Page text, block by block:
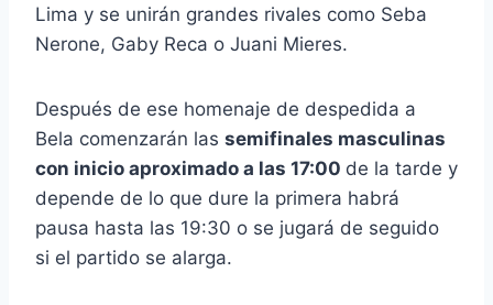
Lima y se unirán grandes rivales como Seba
Nerone, Gaby Reca o Juani Mieres.
Después de ese homenaje de despedida a
Bela comenzarán las semifinales masculinas
con inicio aproximado a las 17:00 de la tarde y
depende de lo que dure la primera habrá
pausa hasta las 19:30 o se jugará de seguido
si el partido se alarga.